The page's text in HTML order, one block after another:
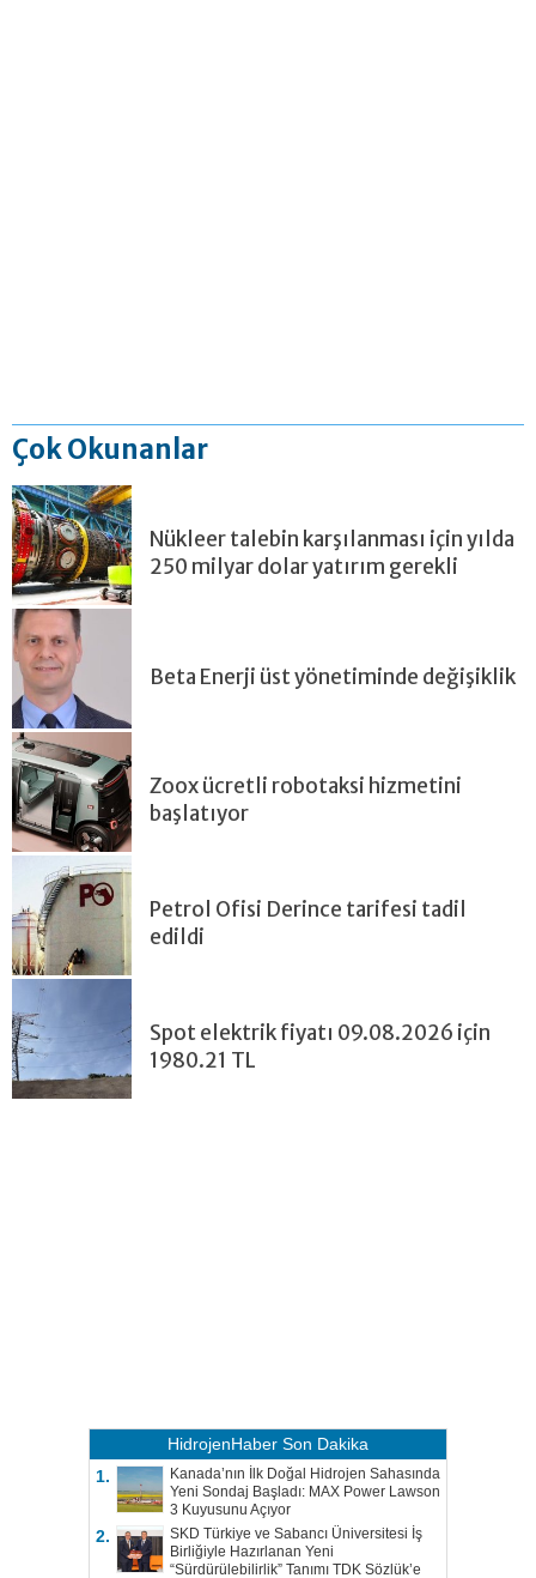
Çok Okunanlar
Nükleer talebin karşılanması için yılda
250 milyar dolar yatırım gerekli
Beta Enerji üst yönetiminde değişiklik
Zoox ücretli robotaksi hizmetini
başlatıyor
Petrol Ofisi Derince tarifesi tadil
edildi
Spot elektrik fiyatı 09.08.2026 için
1980.21 TL
HidrojenHaber Son Dakika
1.
Kanada’nın İlk Doğal Hidrojen Sahasında
Yeni Sondaj Başladı: MAX Power Lawson
3 Kuyusunu Açıyor
2.
SKD Türkiye ve Sabancı Üniversitesi İş
Birliğiyle Hazırlanan Yeni
“Sürdürülebilirlik” Tanımı TDK Sözlük’e